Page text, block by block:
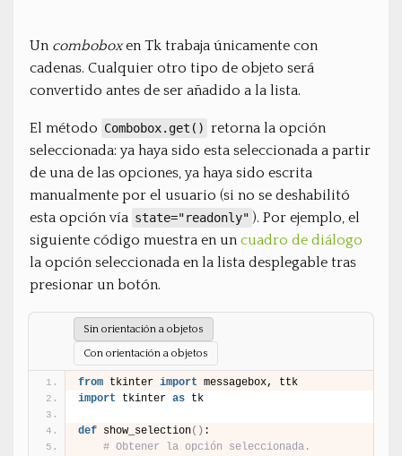
Un comboboxen Tk trabaja únicamente con
cadenas. Cualquier otro tipo de objeto será
convertido antes de ser añadido a la lista.
El método Combobox.get() retorna la opción
seleccionada: ya haya sido esta seleccionada a partir
de una de las opciones, ya haya sido escrita
manualmente por el usuario (si no se deshabilitó
esta opción vía state="readonly" ). Por ejemplo, el
siguiente código muestra en un cuadro de diálogo
la opción seleccionada en la lista desplegable tras
presionar un botón.
Sin orientación a objetos
Con orientación a objetos
from tkinter import messagebox, ttk
import tkinter as tk
def show_selection( ) :
# Obtener la opción seleccionada.